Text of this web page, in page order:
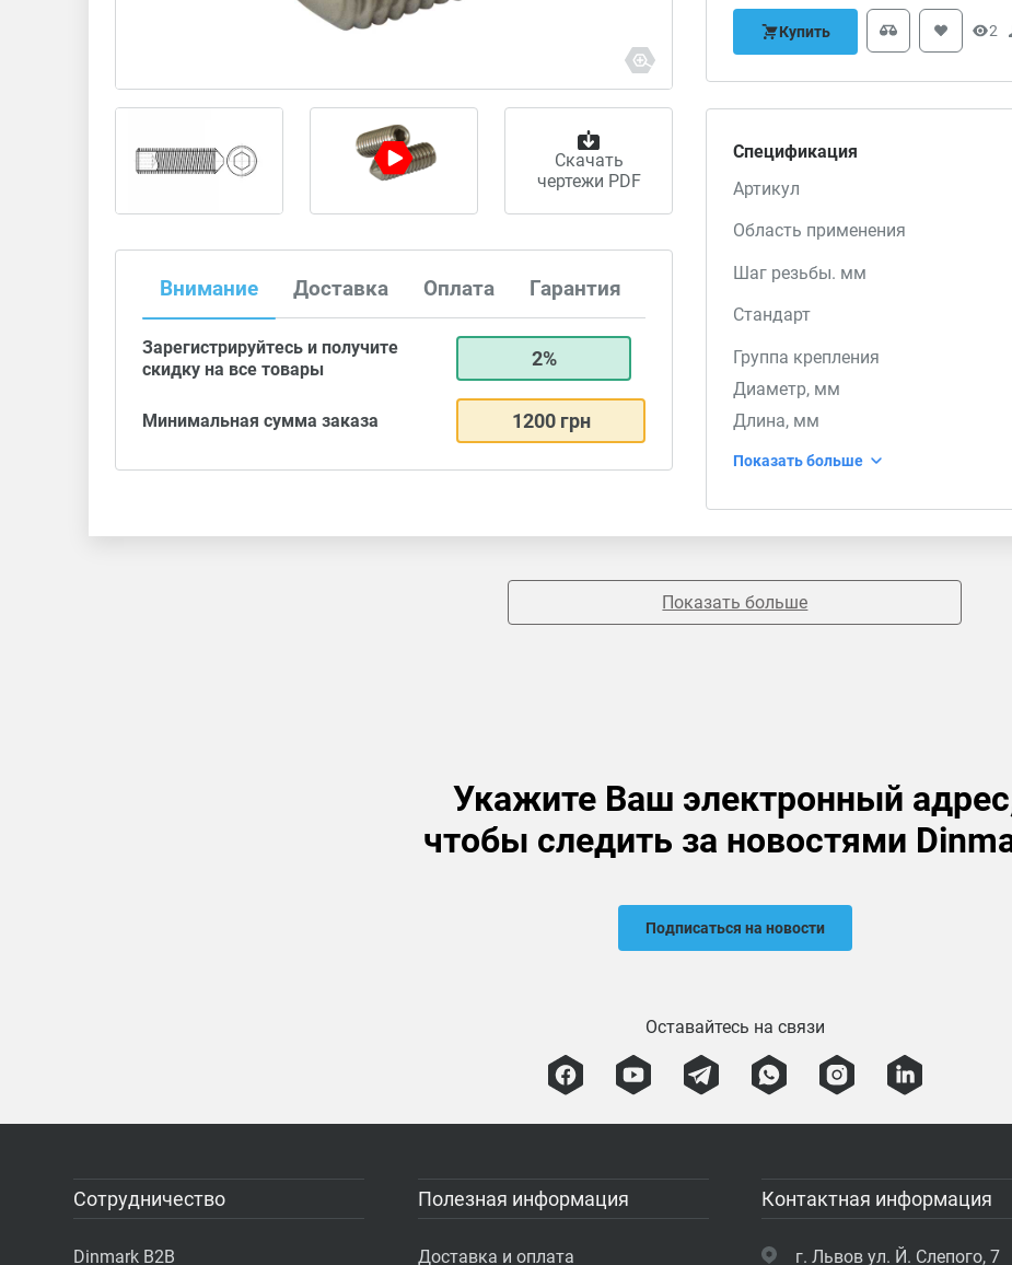
Скачать
чертежи PDF
Внимание Доставка Оплата Гарантия
Зарегистрируйтесь и получите
скидку на все товары
2%
Минимальная сумма заказа 1200 грн
Купить 2
Спецификация
Артикул
Область применения
Шаг резьбы. мм
Стандарт
Группа крепления
Диаметр, мм
Длина, мм
Показать больше
Показать больше
Укажите Ваш электронный
чтобы следить за новостями
Подписаться на новости
Оставайтесь на связи
Сотрудничество
Dinmark B2B
Полезная информация
Доставка и оплата
Контактная информация
г. Львов ул. Й. Слепого, 7